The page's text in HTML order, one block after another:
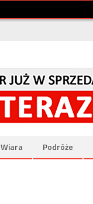
Wiara Podróże